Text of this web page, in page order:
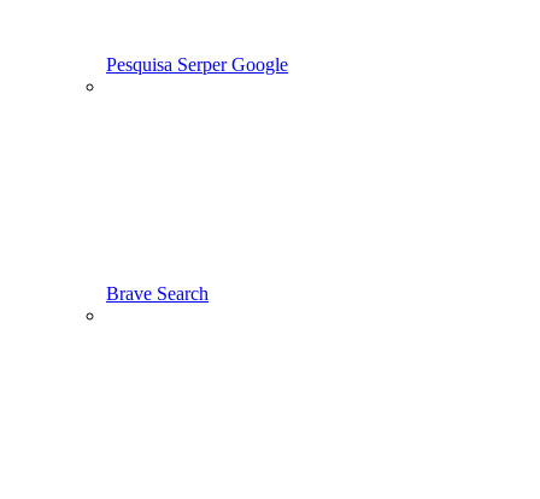
Pesquisa Serper Google
Brave Search